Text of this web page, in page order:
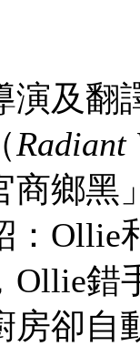
演及翻
Radiant
商鄉黑
：Ollie
Ollie錯
房卻自